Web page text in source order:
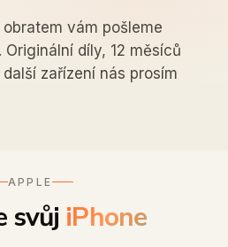
vám pošleme
díly, 12 měsíců
zařízení nás prosím
APPLE
svůj iPhone